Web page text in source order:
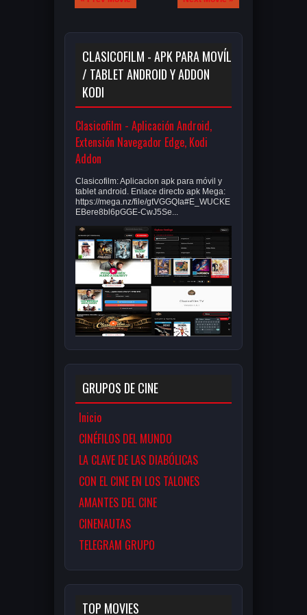
CLASICOFILM - APK PARA MOVÍL
/ TABLET ANDROID Y ADDON
KODI
Clasicofilm - Aplicación Android,
Extensión Navegador Edge, Kodi
Addon
Clasicofilm: Aplicacion apk para móvil y
tablet android. Enlace directo apk Mega:
https://mega.nz/file/gtVGGQIa#E_WUCKE
EBere8bl6pGGE-CwJ5Se...
GRUPOS DE CINE
Inicio
CINÉFILOS DEL MUNDO
LA CLAVE DE LAS DIABÓLICAS
CON EL CINE EN LOS TALONES
AMANTES DEL CINE
CINENAUTAS
TELEGRAM GRUPO
TOP MOVIES